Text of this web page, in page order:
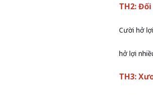
TH2:
Cười hở
hở lợi
TH3: